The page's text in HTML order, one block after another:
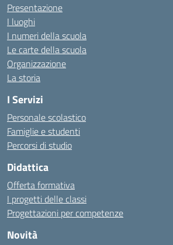
Presentazione
I luoghi
I numeri della scuola
Le carte della scuola
Organizzazione
La storia
I Servizi
Personale scolastico
Famiglie e studenti
Percorsi di studio
Didattica
Offerta formativa
I progetti delle classi
Progettazioni per competenze
Novità